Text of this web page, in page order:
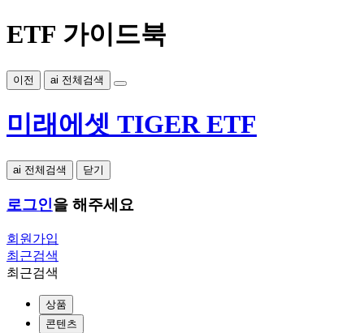
ETF 가이드북
이전 ai 전체검색
미래에셋 TIGER ETF
ai 전체검색 닫기
로그인을 해주세요
회원가입
최근검색
최근검색
상품
콘텐츠